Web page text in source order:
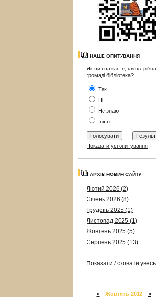
НАШЕ ОПИТУВАННЯ
Як ви вважаєте, чи
громаді бібліотека?
Так
Ні
Не знаю
Інше
Показати усі опитування
АРХІВ НОВИН САЙТУ
Лютий 2026 (2)
Січень 2026 (8)
Грудень 2025 (1)
Листопад 2025 (1)
Жовтень 2025 (5)
Серпень 2025 (13)
Показати / сховати увесь
«Жовтень 2012 »